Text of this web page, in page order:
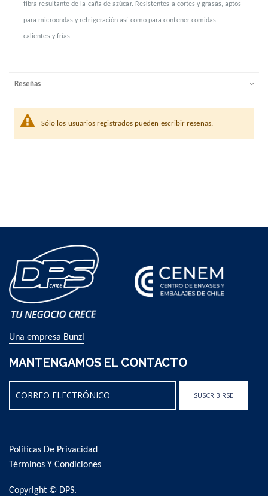
fibra resultante de la caña de azúcar. Resistentes a cortes y grasas, aptos
para microondas y refrigeración así como para contener comidas
calientes y frías.
Reseñas
Sólo los usuarios registrados pueden escribir reseñas.
Una empresa Bunzl
MANTENGAMOS EL CONTACTO
Our
Newsletter:
SUSCRIBIRSE
Políticas De Privacidad
Términos Y Condiciones
Copyright © DPS.